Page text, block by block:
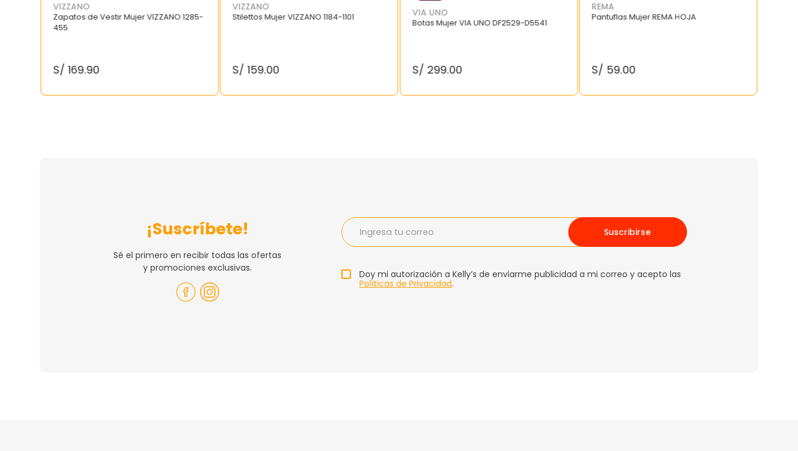
VIZZANO
Zapatos de Vestir Mujer VIZZANO 1285-
455
S/ 169.90
VIZZANO
Stilettos Mujer VIZZANO 1184-1101
S/ 159.00
VIA UNO
Botas Mujer VIA UNO DF2529-D5541
S/ 299.00
REMA
Pantuflas Mujer REMA HOJA
S/ 59.00
¡Suscríbete!
Sé el primero en recibir todas las ofertas
y promociones exclusivas.
Suscribirse
Doy mi autorización a Kelly’s de enviarme publicidad a mi correo y acepto las
Políticas de Privacidad.